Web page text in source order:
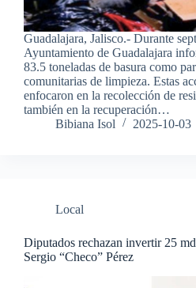
Guadalajara, Jalisco.- Durante
Ayuntamiento de Guadalajara
83.5 toneladas de basura como
comunitarias de limpieza. Estas
enfocaron en la recolección de
también en la recuperación…
Bibiana Isol
2025-10-03
Local
Diputados rechazan invertir 25
Sergio “Checo” Pérez